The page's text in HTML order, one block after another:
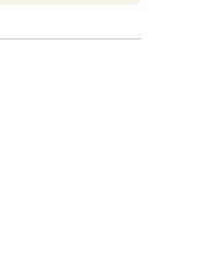
解除